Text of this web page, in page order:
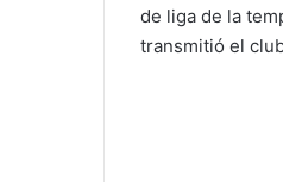
de liga de la
transmitió el